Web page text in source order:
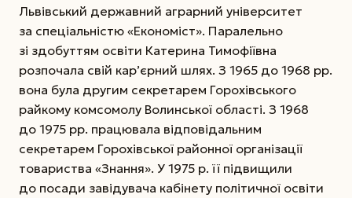
Львівський державний аграрний університет
за спеціальністю «Економіст». Паралельно
зі здобуттям освіти Катерина Тимофіївна
розпочала свій кар’єрний шлях. З 1965 до 1968 рр.
вона була другим секретарем Горохівського
райкому комсомолу Волинської області. З 1968
до 1975 рр. працювала відповідальним
секретарем Горохівської районної організації
товариства «Знання». У 1975 р. її підвищили
до посади завідувача кабінету політичної освіти